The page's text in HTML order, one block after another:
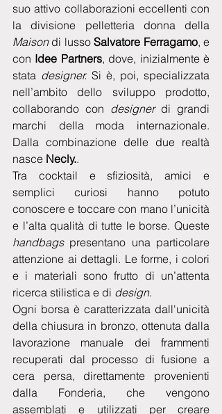
suo attivo collaborazioni eccellenti con
la divisione pelletteria donna della
Maison di lusso Salvatore Ferragamo, e
con Idee Partners, dove, inizialmente è
stata designer. Si è, poi, specializzata
nell’ambito dello sviluppo prodotto,
collaborando con designer di grandi
marchi della moda internazionale.
Dalla combinazione delle due realtà
nasce Necly..
Tra cocktail e sfiziosità, amici e
semplici curiosi hanno potuto
conoscere e toccare con mano l’unicità
handbags presentano una particolare
attenzione ai dettagli. Le forme, i colori
e i materiali sono frutto di un’attenta
ricerca stilistica e di design.
Ogni borsa è caratterizzata dall'unicità
della chiusura in bronzo, ottenuta dalla
lavorazione manuale dei frammenti
recuperati dal processo di fusione a
cera persa, direttamente provenienti
dalla Fonderia, che vengono
assemblati e utilizzati per creare